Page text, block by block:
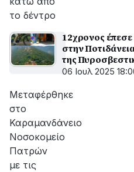
το δέντρο
12χρονος
στην
της
06 Ιουλ 2025
Μεταφέρθηκε
στο
Καραμανδάνειο
Νοσοκομείο
Πατρών
με τις